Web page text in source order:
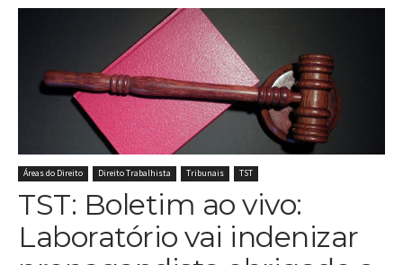
Áreas do Direito Direito Trabalhista Tribunais TST
TST: Boletim ao vivo:
Laboratório vai indenizar